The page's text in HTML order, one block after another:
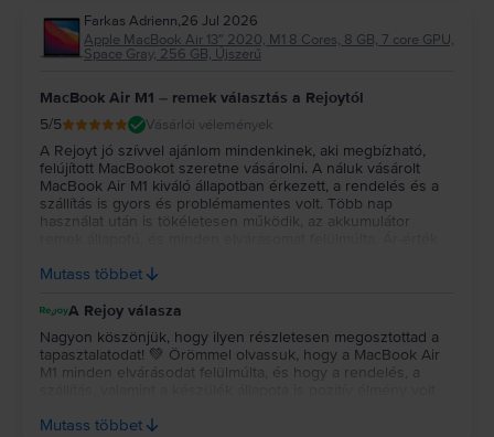
Farkas Adrienn,26 Jul 2026
Apple MacBook Air 13″ 2020, M1 8 Cores, 8 GB, 7 core GPU,
Space Gray, 256 GB, Újszerű
MacBook Air M1 – remek választás a Rejoytól
5/5 Vásárlói vélemények
A Rejoyt jó szívvel ajánlom mindenkinek, aki megbízható,
felújított MacBookot szeretne vásárolni. A náluk vásárolt
MacBook Air M1 kiváló állapotban érkezett, a rendelés és a
szállítás is gyors és problémamentes volt. Több nap
használat után is tökéletesen működik, az akkumulátor
vásárolnék tőlük újra.
Mutass többet
A Rejoy válasza
Nagyon köszönjük, hogy ilyen részletesen megosztottad a
tapasztalatodat! 💚 Örömmel olvassuk, hogy a MacBook Air
M1 minden elvárásodat felülmúlta, és hogy a rendelés, a
jövőben is minket választasz! 💻✨
Mutass többet